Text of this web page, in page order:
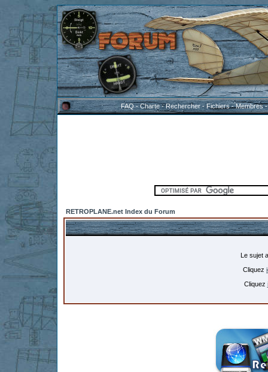
FAQ-Charte-Rechercher-Fichiers-Membres
RETROPLANE.net Index du Forum
Le sujet
Cliquez
Cliquez